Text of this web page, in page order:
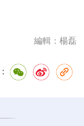
編輯：楊磊